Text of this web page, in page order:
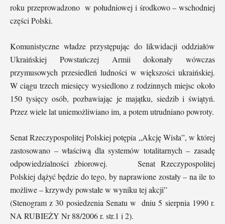
roku przeprowadzono w południowej i środkowo – wschodniej
części Polski.
Komunistyczne władze przystępując do likwidacji oddziałów
Ukraińskiej Powstańczej Armii dokonały wówczas
przymusowych przesiedleń ludności w większości ukraińskiej.
W ciągu trzech miesięcy wysiedlono z rodzinnych miejsc około
150 tysięcy osób, pozbawiając je majątku, siedzib i świątyń.
Przez wiele lat uniemożliwiano im, a potem utrudniano powroty.
Senat Rzeczypospolitej Polskiej potępia „Akcję Wisła”, w której
zastosowano – właściwą dla systemów totalitarnych – zasadę
odpowiedzialności zbiorowej. Senat Rzeczypospolitej
Polskiej dążyć będzie do tego, by naprawione zostały – na ile to
możliwe – krzywdy powstałe w wyniku tej akcji”
(Stenogram z 30 posiedzenia Senatu w dniu 5 sierpnia 1990 r.
NA RUBIEŻY Nr 88/2006 r. str.1 i 2).